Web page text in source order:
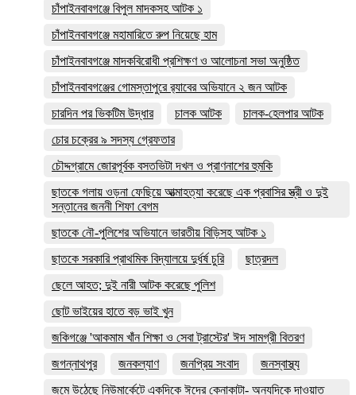
চাঁপাইনবাবগঞ্জে বিপুল মাদকসহ আটক ১
চাঁপাইনবাবগঞ্জে মহামারিতে রুপ নিয়েছে হাম
চাঁপাইনবাবগঞ্জে মাদকবিরোধী প্রশিক্ষণ ও আলোচনা সভা অনুষ্ঠিত
চাঁপাইনবাবগঞ্জের গোমস্তাপুরে র‍্যাবের অভিযানে ২ জন আটক
চারদিন পর ভিকটিম উদ্ধার
চালক আটক
চালক-হেলপার আটক
চোর চক্রের ৯ সদস্য গ্রেফতার
চৌদ্দগ্রামে জোরপূর্বক বসতভিটা দখল ও প্রাণনাশের হুমকি
ছাতকে গলায় ওড়না ফেছিয়ে আত্মাহত্যা করেছে এক প্রবাসির স্ত্রী ও দুই
সন্তানের জননী শিফা বেগম
ছাতকে নৌ-পুলিশের অভিযানে ভারতীয় বিড়িসহ আটক ১
ছাতকে সরকারি প্রাথমিক বিদ্যালয়ে দুর্ধর্ষ চুরি
ছাত্রদল
ছেলে আহত; দুই নারী আটক করেছে পুলিশ
ছোট ভাইয়ের হাতে বড় ভাই খুন
জকিগঞ্জে 'আকমাম খাঁন শিক্ষা ও সেবা ট্রাস্টের' ঈদ সামগ্রী বিতরণ
জগন্নাথপুর
জনকল্যাণ জনপ্রিয় সংবাদ
জনস্বাস্থ্য
জমে উঠেছে নিউমার্কেটে একদিকে ঈদের কেনাকাটা- অন্যদিকে দাওয়াত